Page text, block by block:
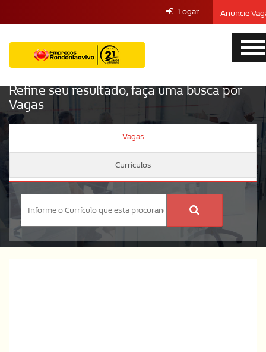
Logar Anuncie
Refine seu resultado, faça uma busca por
Vagas
Vagas
Currículos